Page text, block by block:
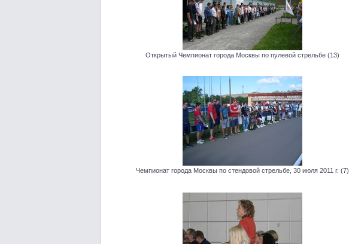
Открытый Чемпионат города Москвы по пулевой стрельбе (13)
Чемпионат города Москвы по стендовой стрельбе, 30 июля 2011 г. (7)